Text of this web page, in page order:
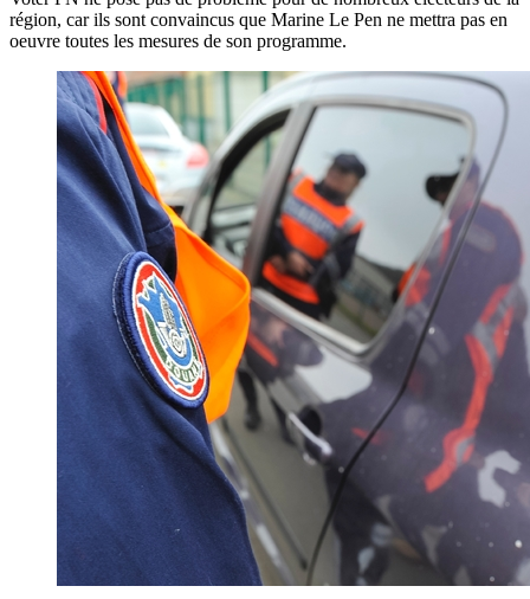
région, car ils sont convaincus que Marine Le Pen ne mettra pas en
oeuvre toutes les mesures de son programme.